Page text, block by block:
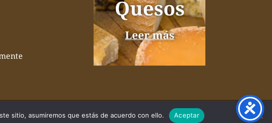
sitio, asumiremos que estás de acuerdo con ello. Aceptar